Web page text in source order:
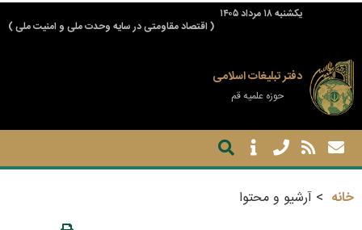
يكشنبه ۱۸ مرداد ۱۴۰۵
( اقتصاد مقاومتی در سایه وحدت ملی و امنیت ملی )
دفتر تبلیغات اسلامی
حوزه علمیه قم
خانه آرشیو و محتوا